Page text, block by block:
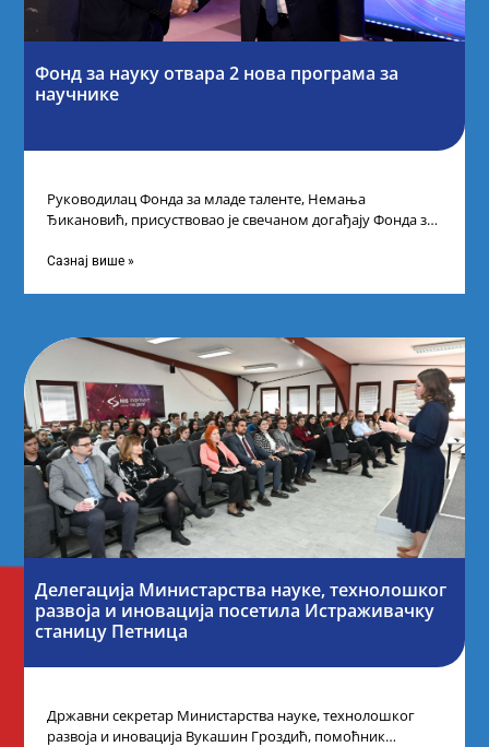
Фонд за науку отвара 2 нова програма за
научнике
Руководилац Фонда за младе таленте, Немања
Ђикановић, присуствовао је свечаном догађају Фонда за
Сазнај више »
Делегација Министарства науке, технолошког
развоја и иновација посетила Истраживачку
станицу Петница
Државни секретар Министарства науке, технолошког
развоја и иновација Вукашин Гроздић, помоћник